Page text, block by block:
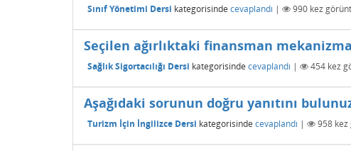
Sınıf Yönetimi Dersi kategorisinde cevaplandı | 990 kez
Seçilen ağırlıktaki finansman
Sağlık Sigortacılığı Dersi kategorisinde cevaplandı | 454 kez
Aşağıdaki sorunun doğru yanıtını
Turizm İçin İngilizce Dersi kategorisinde cevaplandı | 958